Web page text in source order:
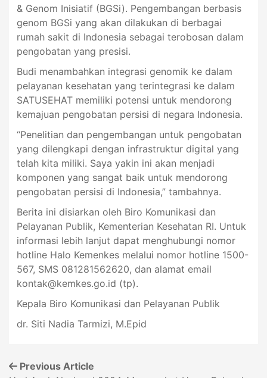
& Genom Inisiatif (BGSi). Pengembangan berbasis
genom BGSi yang akan dilakukan di berbagai
rumah sakit di Indonesia sebagai terobosan dalam
pengobatan yang presisi.
Budi menambahkan integrasi genomik ke dalam
pelayanan kesehatan yang terintegrasi ke dalam
SATUSEHAT memiliki potensi untuk mendorong
kemajuan pengobatan persisi di negara Indonesia.
“Penelitian dan pengembangan untuk pengobatan
yang dilengkapi dengan infrastruktur digital yang
telah kita miliki. Saya yakin ini akan menjadi
komponen yang sangat baik untuk mendorong
pengobatan persisi di Indonesia,” tambahnya.
Berita ini disiarkan oleh Biro Komunikasi dan
Pelayanan Publik, Kementerian Kesehatan RI. Untuk
informasi lebih lanjut dapat menghubungi nomor
hotline Halo Kemenkes melalui nomor hotline 1500-
567, SMS 081281562620, dan alamat email
kontak@kemkes.go.id (tp).
Kepala Biro Komunikasi dan Pelayanan Publik
dr. Siti Nadia Tarmizi, M.Epid
Previous Article